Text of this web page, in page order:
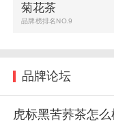
菊花茶
品牌榜排名NO.9
品牌论坛
虎标黑苦荞茶怎